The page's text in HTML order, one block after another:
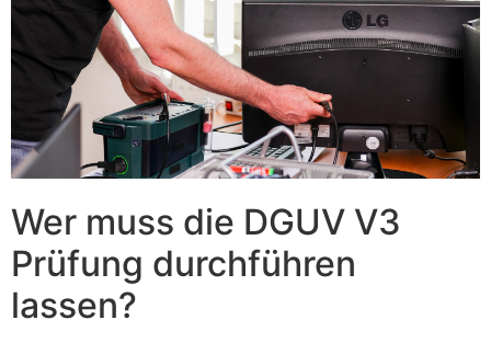
Wer muss die DGUV V3
Prüfung durchführen
lassen?